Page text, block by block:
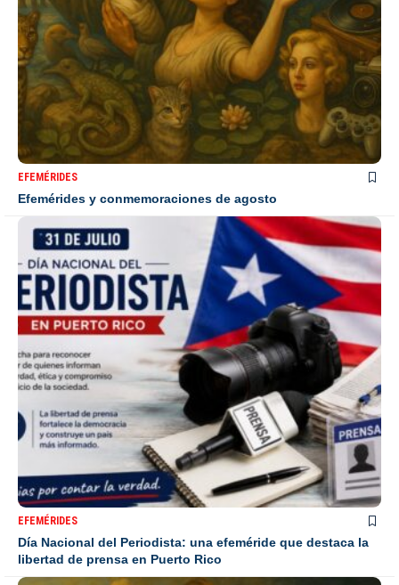
EFEMÉRIDES
Efemérides y conmemoraciones de agosto
EFEMÉRIDES
Día Nacional del Periodista: una efeméride que destaca la
libertad de prensa en Puerto Rico